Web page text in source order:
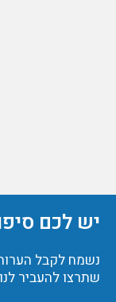
יש לכם
נשמח לקבל הערות
שתרצו להעביר לנו